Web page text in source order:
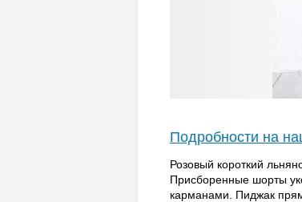
Подробности на
Розовый короткий
Присборенные шорты
карманами. Пиджак